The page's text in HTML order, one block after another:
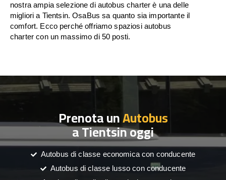
nostra ampia selezione di autobus charter è una delle
migliori a Tientsin. OsaBus sa quanto sia importante il
comfort. Ecco perché offriamo spaziosi autobus
charter con un massimo di 50 posti.
Prenota unAutobus
a Tientsin oggi
Autobus di classe economica con conducente
Autobus di classe lusso con conducente